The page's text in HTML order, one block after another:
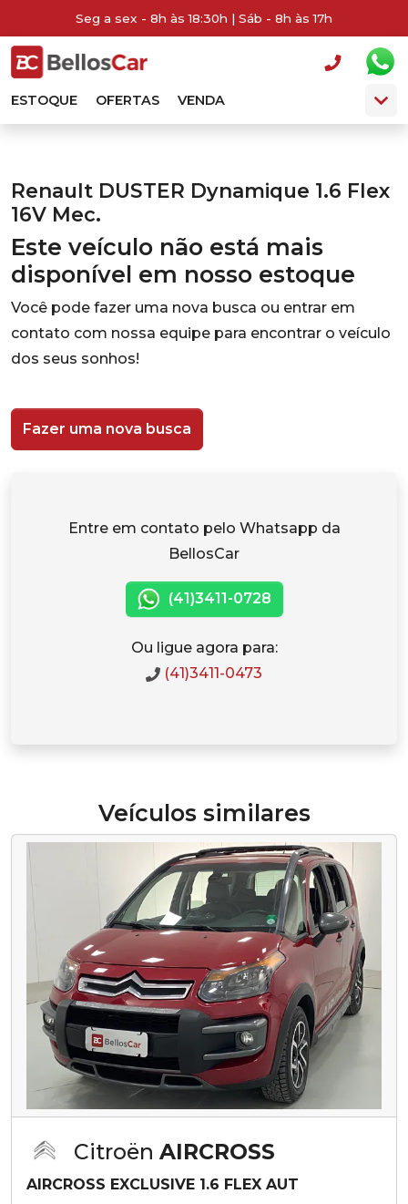
Seg a sex - 8h às 18:30h | Sáb - 8h às 17h
ESTOQUE OFERTAS VENDA
Renault DUSTER Dynamique 1.6 Flex
16V Mec.
Este veículo não está mais
disponível em nosso estoque
Você pode fazer uma nova busca ou entrar em
contato com nossa equipe para encontrar o veículo
dos seus sonhos!
Fazer uma nova busca
Entre em contato pelo Whatsapp da
BellosCar
(41)3411-0728
Ou ligue agora para:
(41)3411-0473
Veículos similares
Citroën AIRCROSS
AIRCROSS EXCLUSIVE 1.6 FLEX AUT